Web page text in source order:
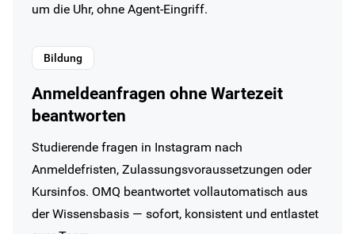
um die Uhr, ohne Agent-Eingriff.
Bildung
Anmeldeanfragen ohne Wartezeit
beantworten
Studierende fragen in Instagram nach
Anmeldefristen, Zulassungsvoraussetzungen oder
Kursinfos. OMQ beantwortet vollautomatisch aus
der Wissensbasis — sofort, konsistent und entlastet